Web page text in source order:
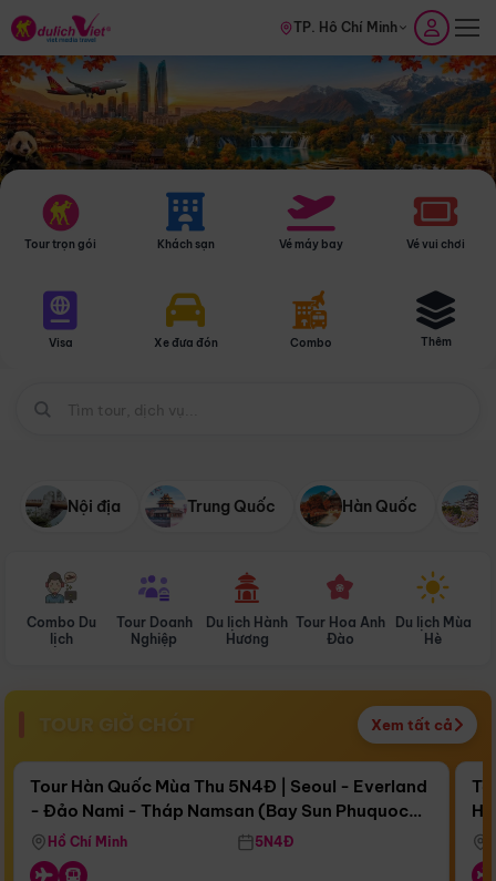
TP. Hồ Chí Minh
Tour trọn gói Khách sạn Vé máy bay Vé vui chơi
Visa Xe đưa đón Combo Thêm
Nội địa Trung Quốc Hàn Quốc
Combo Du
lịch
Tour Doanh
Nghiệp
Du lịch Hành
Hương
Tour Hoa Anh
Đào
Du lịch Mùa
Hè
TOUR GIỜ CHÓT Xem tất cả
Còn17 ngày 05:00:46
Bay Sun Phuquoc Airways
Điểm nổi bật
Tour Hàn Quốc Mùa Thu 5N4Đ | Seoul - Everland
- Đảo Nami - Tháp Namsan (Bay Sun Phuquoc
Airways)
Hồ Chí Minh 5N4Đ